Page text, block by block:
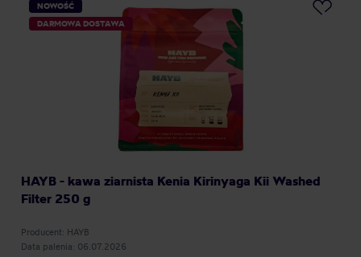
NOWOŚĆ
DARMOWA DOSTAWA
HAYB - kawa ziarnista Kenia Kirinyaga Kii Washed
Filter 250 g
Producent: HAYB
Data palenia: 06.07.2026